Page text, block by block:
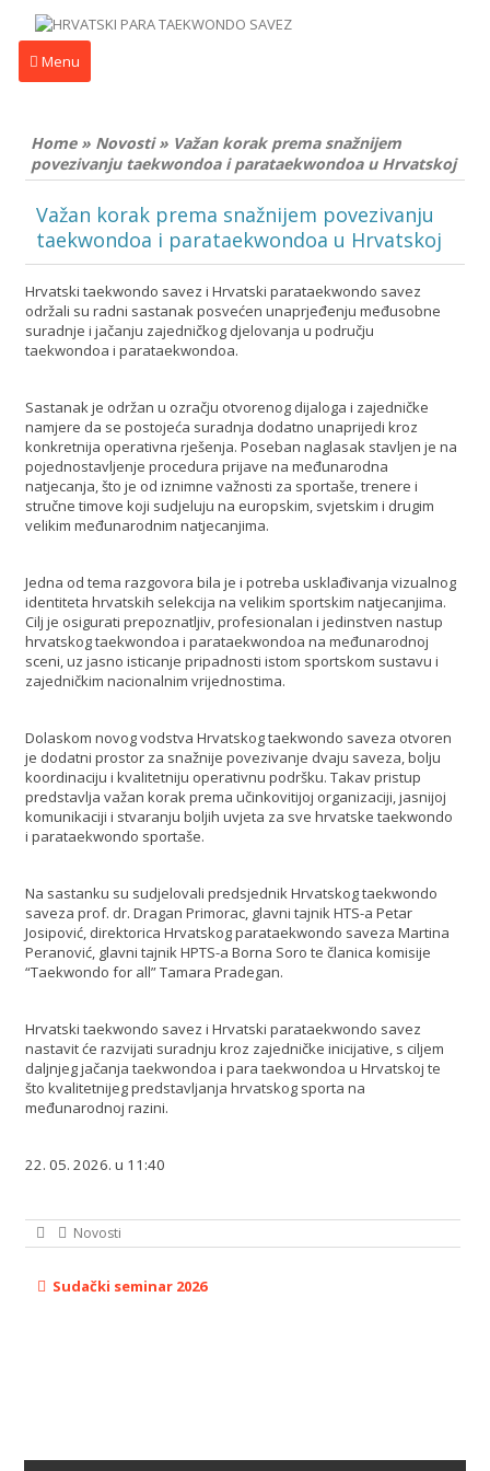
Menu
Home» Novosti» Važan korak prema snažnijem
povezivanju taekwondoa i parataekwondoa u Hrvatskoj
Važan korak prema snažnijem povezivanju
taekwondoa i parataekwondoa u Hrvatskoj
Hrvatski taekwondo savez i Hrvatski parataekwondo savez
održali su radni sastanak posvećen unaprjeđenju međusobne
suradnje i jačanju zajedničkog djelovanja u području
taekwondoa i parataekwondoa.
Sastanak je održan u ozračju otvorenog dijaloga i zajedničke
namjere da se postojeća suradnja dodatno unaprijedi kroz
konkretnija operativna rješenja. Poseban naglasak stavljen je na
pojednostavljenje procedura prijave na međunarodna
natjecanja, što je od iznimne važnosti za sportaše, trenere i
stručne timove koji sudjeluju na europskim, svjetskim i drugim
velikim međunarodnim natjecanjima.
Jedna od tema razgovora bila je i potreba usklađivanja vizualnog
identiteta hrvatskih selekcija na velikim sportskim natjecanjima.
Cilj je osigurati prepoznatljiv, profesionalan i jedinstven nastup
hrvatskog taekwondoa i parataekwondoa na međunarodnoj
sceni, uz jasno isticanje pripadnosti istom sportskom sustavu i
zajedničkim nacionalnim vrijednostima.
Dolaskom novog vodstva Hrvatskog taekwondo saveza otvoren
je dodatni prostor za snažnije povezivanje dvaju saveza, bolju
koordinaciju i kvalitetniju operativnu podršku. Takav pristup
predstavlja važan korak prema učinkovitijoj organizaciji, jasnijoj
komunikaciji i stvaranju boljih uvjeta za sve hrvatske taekwondo
i parataekwondo sportaše.
Na sastanku su sudjelovali predsjednik Hrvatskog taekwondo
saveza prof. dr. Dragan Primorac, glavni tajnik HTS-a Petar
Josipović, direktorica Hrvatskog parataekwondo saveza Martina
Peranović, glavni tajnik HPTS-a Borna Soro te članica komisije
“Taekwondo for all” Tamara Pradegan.
Hrvatski taekwondo savez i Hrvatski parataekwondo savez
nastavit će razvijati suradnju kroz zajedničke inicijative, s ciljem
daljnjeg jačanja taekwondoa i para taekwondoa u Hrvatskoj te
što kvalitetnijeg predstavljanja hrvatskog sporta na
međunarodnoj razini.
22. 05. 2026. u 11:40
Novosti
Sudački seminar 2026